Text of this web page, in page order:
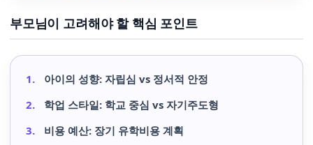
부모님이 고려해야 할 핵심 포인트
아이의 성향: 자립심 vs 정서적 안정
학업 스타일: 학교 중심 vs 자기주도형
비용 예산: 장기 유학비용 계획